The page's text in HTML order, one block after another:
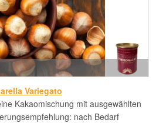
Variegato
Kakaomischung mit ausgewählten
nach Bedarf